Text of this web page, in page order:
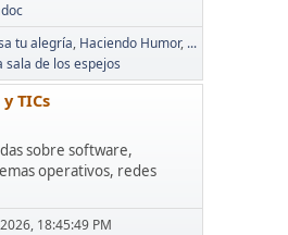
tu alegría Haciendo Humor ...
sala de los espejos
TICs
sobre software,
operativos, redes
18:45:49 PM